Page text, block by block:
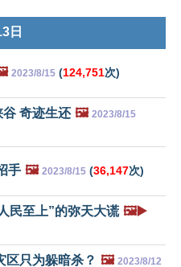
日
2023/8/15 (124,751次)
奇迹生还 🖼️ 2023/8/15
手 🖼️ 2023/8/15 (36,147次)
民至上”的弥天大谎 🖼️▶️
区只为躲暗杀？ 🖼️ 2023/8/12